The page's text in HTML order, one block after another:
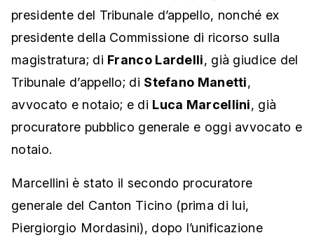
presidente del Tribunale d’appello, nonché ex
presidente della Commissione di ricorso sulla
magistratura; di Franco Lardelli, già giudice del
Tribunale d’appello; di Stefano Manetti,
avvocato e notaio; e di Luca Marcellini, già
procuratore pubblico generale e oggi avvocato e
notaio.
Marcellini è stato il secondo procuratore
generale del Canton Ticino (prima di lui,
Piergiorgio Mordasini), dopo l’unificazione